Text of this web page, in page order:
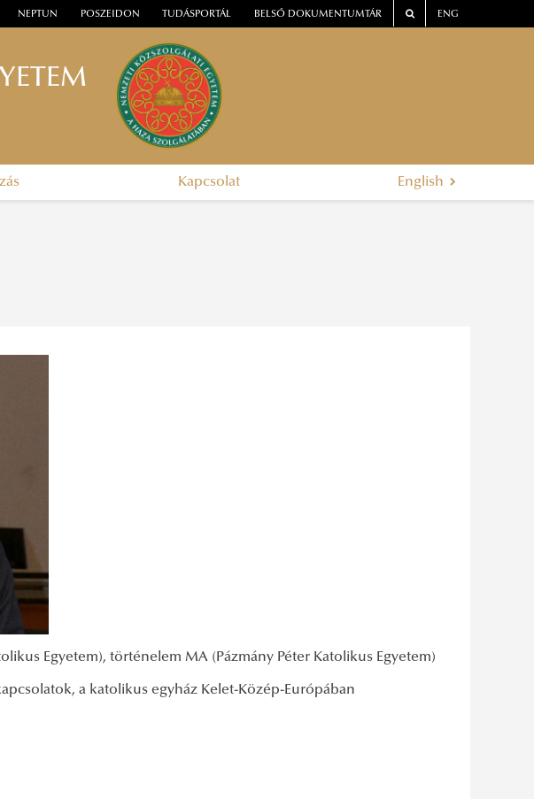
NEPTUN POSZEIDON TUDÁSPORTÁL BELSŐ DOKUMENTUMTÁR ENG
Kapcsolat English
Egyetem), történelem MA (Pázmány Péter Katolikus Egyetem)
a katolikus egyház Kelet-Közép-Európában